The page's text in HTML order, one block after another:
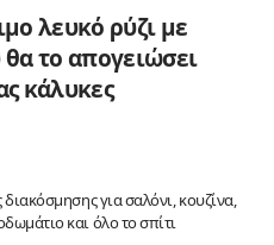
λευκό ρύζι με
το απογειώσει
κάλυκες
διακόσμησης για σαλόνι, κουζίνα,
και όλο το σπίτι